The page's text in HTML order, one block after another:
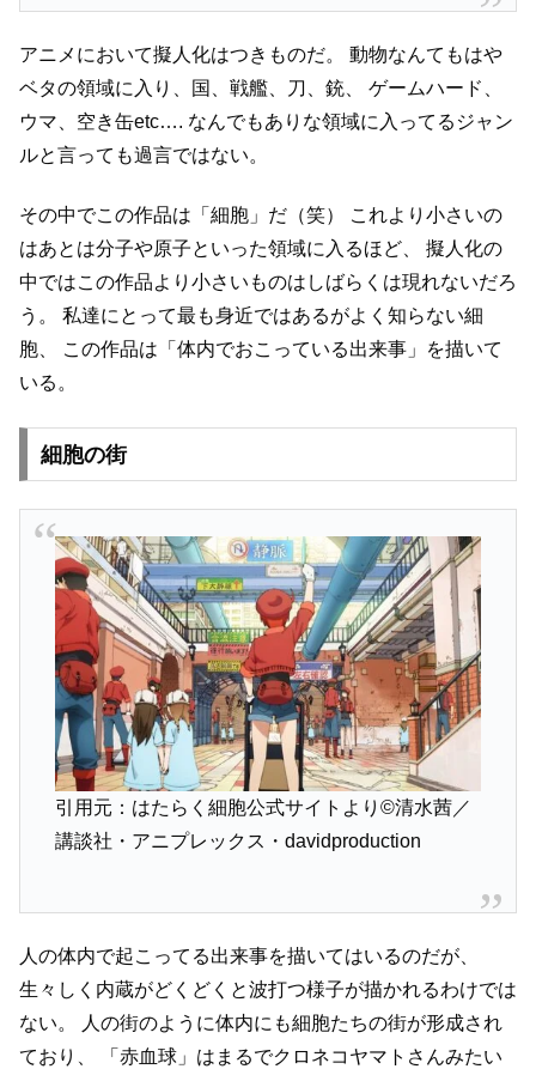
アニメにおいて擬人化はつきものだ。
動物なんてもはや
ベタの領域に入り、国、戦艦、刀、銃、
ゲームハード、
ウマ、空き缶etc…. なんでもありな領域に入ってるジャン
ルと言っても過言ではない。
その中でこの作品は「細胞」だ（笑）
これより小さいの
はあとは分子や原子といった領域に入るほど、
擬人化の
中ではこの作品より小さいものはしばらくは現れないだろ
う。
私達にとって最も身近ではあるがよく知らない細
胞、
この作品は「体内でおこっている出来事」を描いて
いる。
細胞の街
引用元：はたらく細胞公式サイトより©清水茜／
講談社・アニプレックス・davidproduction
人の体内で起こってる出来事を描いてはいるのだが、
生々しく内蔵がどくどくと波打つ様子が描かれるわけでは
ない。
人の街のように体内にも細胞たちの街が形成され
ており、
「赤血球」はまるでクロネコヤマトさんみたい